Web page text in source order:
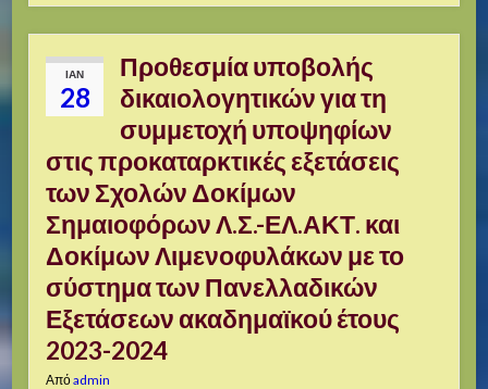
ΙΑΝ
28
Προθεσμία υποβολής
δικαιολογητικών για τη
συμμετοχή υποψηφίων
στις προκαταρκτικές εξετάσεις
των Σχολών Δοκίμων
Σημαιοφόρων Λ.Σ.-ΕΛ.ΑΚΤ. και
Δοκίμων Λιμενοφυλάκων με το
σύστημα των Πανελλαδικών
Εξετάσεων ακαδημαϊκού έτους
2023-2024
Απόadmin